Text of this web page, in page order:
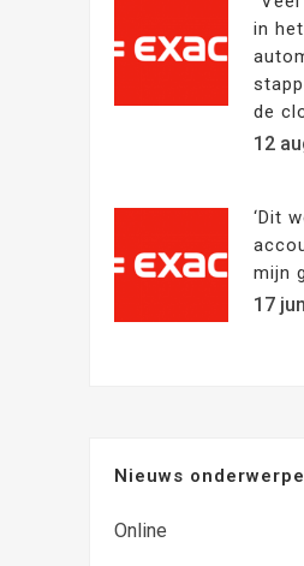
in
de
12
‘Dit
mijn
17
Nieuws
Online